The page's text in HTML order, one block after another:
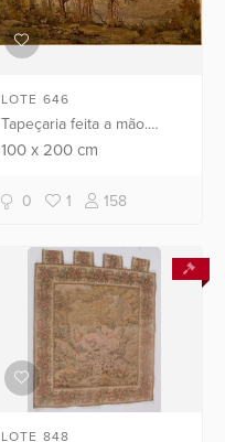
LOTE 646
Tapeçaria feita a mão.
Assinado Glória.
100 x200 cm
0 1 158
LOTE 848